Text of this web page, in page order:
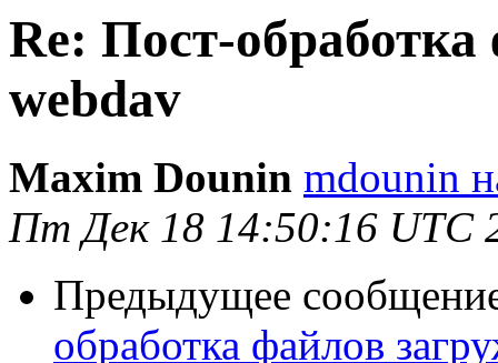
Re: Пост-
webdav
Maxim Dounin mdounin
Пт Дек 18 14:50:16 UTC
Предыдущее
обработка файлов